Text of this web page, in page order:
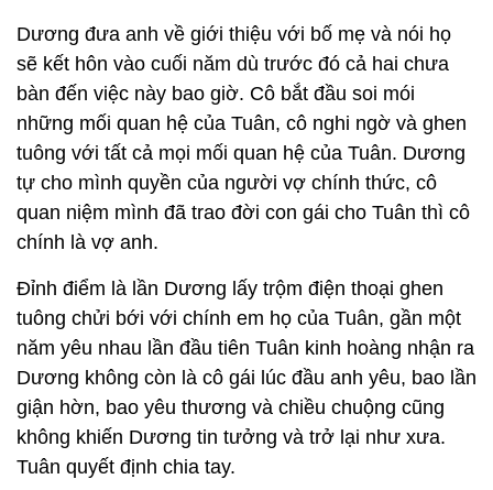
Dương đưa anh về giới thiệu với bố mẹ và nói họ
sẽ kết hôn vào cuối năm dù trước đó cả hai chưa
bàn đến việc này bao giờ. Cô bắt đầu soi mói
những mối quan hệ của Tuân, cô nghi ngờ và ghen
tuông với tất cả mọi mối quan hệ của Tuân. Dương
tự cho mình quyền của người vợ chính thức, cô
quan niệm mình đã trao đời con gái cho Tuân thì cô
chính là vợ anh.
Đỉnh điểm là lần Dương lấy trộm điện thoại ghen
tuông chửi bới với chính em họ của Tuân, gần một
năm yêu nhau lần đầu tiên Tuân kinh hoàng nhận ra
Dương không còn là cô gái lúc đầu anh yêu, bao lần
giận hờn, bao yêu thương và chiều chuộng cũng
không khiến Dương tin tưởng và trở lại như xưa.
Tuân quyết định chia tay.